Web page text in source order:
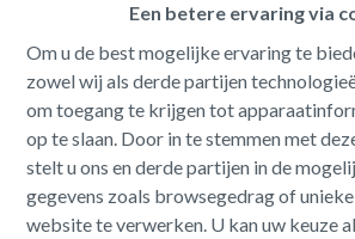
Een betere ervaring via
Om u de best mogelijke ervaring te
zowel wij als derde partijen
om toegang te krijgen tot
op te slaan. Door in te stemmen met
stelt u ons en derde partijen in de
gegevens zoals browsegedrag of
website te verwerken. U kan uw keuze
Bouwgrond voor halfopen